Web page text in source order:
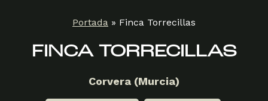
Portada » Finca Torrecillas
FINCA TORRECILLAS
Corvera (Murcia)